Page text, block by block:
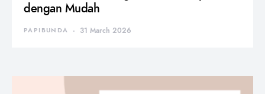
dengan Mudah
PAPIBUNDA 31 March 2026